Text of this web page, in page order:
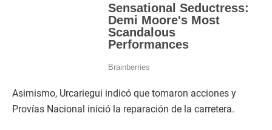
Asimismo, Urcariegui indicó que tomaron acciones y
Provías Nacional inició la reparación de la carretera.